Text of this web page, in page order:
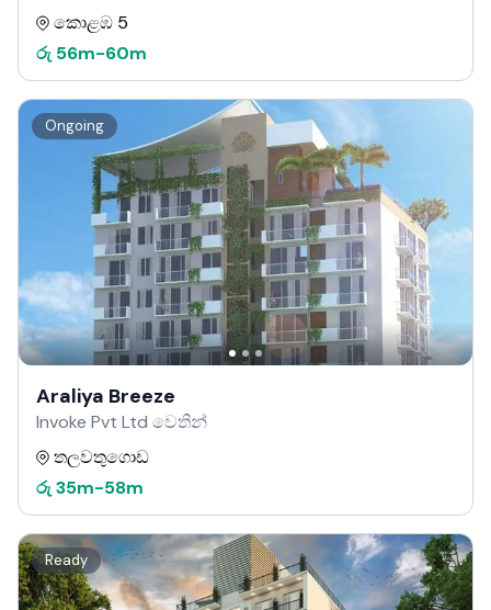
කොළඹ 5
රු 56m-60m
Ongoing
Araliya Breeze
Invoke Pvt Ltd වෙතින්
තලවතුගොඩ
රු 35m-58m
Ready